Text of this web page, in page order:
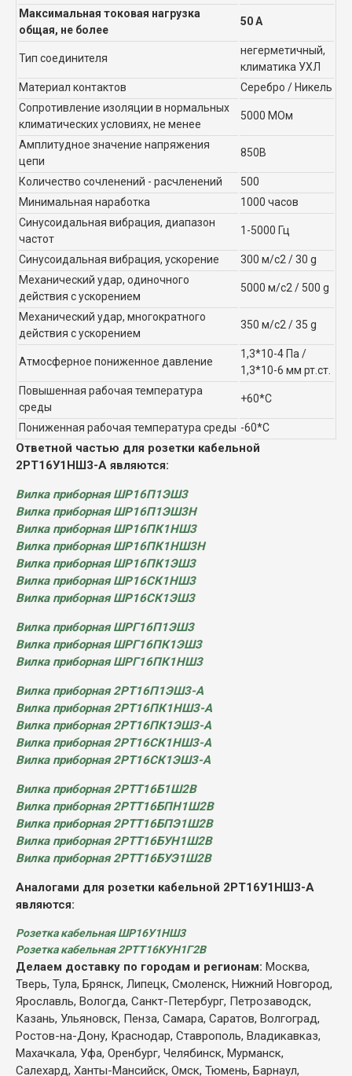
Максимальная токовая нагрузка
общая, не более
50 А
Тип соединителя
негерметичный,
климатика УХЛ
Материал контактов
Серебро / Никель
Сопротивление изоляции в нормальных
климатических условиях, не менее
5000 МОм
Амплитудное значение напряжения
цепи
850В
Количество сочленений - расчленений
500
Минимальная наработка
1000 часов
Синусоидальная вибрация, диапазон
частот
1-5000 Гц
Синусоидальная вибрация, ускорение
300 м/с2 / 30 g
Механический удар, одиночного
действия с ускорением
5000 м/с2 / 500 g
Механический удар, многократного
действия с ускорением
350 м/с2 / 35 g
Атмосферное пониженное давление
1,3*10-4 Па /
1,3*10-6 мм рт.ст.
Повышенная рабочая температура
среды
+60*С
Пониженная рабочая температура среды -60*С
Ответной частью для розетки кабельной
2РТ16У1НШ3-А являются:
Вилка приборная ШР16П1ЭШ3
Вилка приборная ШР16П1ЭШ3Н
Вилка приборная ШР16ПК1НШ3
Вилка приборная ШР16ПК1НШ3Н
Вилка приборная ШР16ПК1ЭШ3
Вилка приборная ШР16СК1НШ3
Вилка приборная ШР16СК1ЭШ3
Вилка приборная ШРГ16П1ЭШ3
Вилка приборная ШРГ16ПК1ЭШ3
Вилка приборная ШРГ16ПК1НШ3
Вилка приборная 2РТ16П1ЭШ3-А
Вилка приборная 2РТ16ПК1НШ3-А
Вилка приборная 2РТ16ПК1ЭШ3-А
Вилка приборная 2РТ16СК1НШ3-А
Вилка приборная 2РТ16СК1ЭШ3-А
Вилка приборная 2РТТ16Б1Ш2В
Вилка приборная 2РТТ16БПН1Ш2В
Вилка приборная 2РТТ16БПЭ1Ш2В
Вилка приборная 2РТТ16БУН1Ш2В
Вилка приборная 2РТТ16БУЭ1Ш2В
Аналогами для розетки кабельной 2РТ16У1НШ3-А
являются:
Розетка кабельная ШР16У1НШ3
Розетка кабельная 2РТТ16КУН1Г2В
Делаем доставку по городам и регионам: Москва,
Тверь, Тула, Брянск, Липецк, Смоленск, Нижний Новгород,
Ярославль, Вологда, Санкт-Петербург, Петрозаводск,
Казань, Ульяновск, Пенза, Самара, Саратов, Волгоград,
Ростов-на-Дону, Краснодар, Ставрополь, Владикавказ,
Махачкала, Уфа, Оренбург, Челябинск, Мурманск,
Салехард, Ханты-Мансийск, Омск, Тюмень, Барнаул,